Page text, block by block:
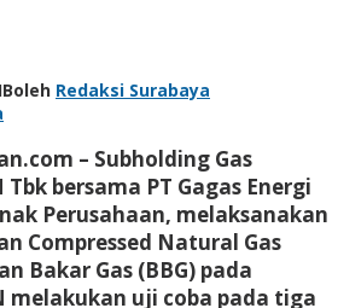
oleh Redaksi Surabaya
– Subholding Gas
bersama PT Gagas Energi
Perusahaan, melaksanakan
Compressed Natural Gas
Bakar Gas (BBG) pada
melakukan uji coba pada tiga